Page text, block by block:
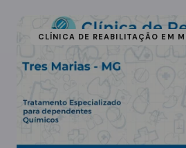
CLÍNICA DE REABILITAÇÃO EM